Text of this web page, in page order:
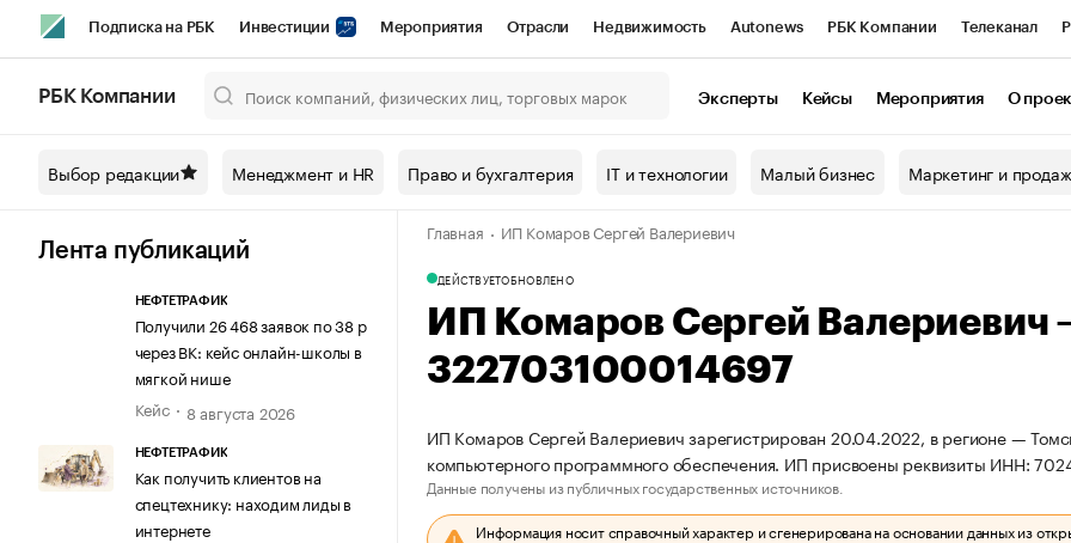
Подписка на РБК Инвестиции Мероприятия Отрасли Недвижимость Autonews РБК Компании Телеканал
Спецпроекты СПб Конференции СПб Спецпроекты Проверка контрагентов
Технологии и медиа Рынок наличной валюты
РБК Компании Эксперты Кейсы Мероприятия О
Выбор редакции Менеджмент и HR Право и бухгалтерия IT и технологии Малый бизнес Маркетинг и
Лента публикаций
НЕФТЕТРАФИК
Получили 26 468 заявок по 38 р
через ВК: кейс онлайн-школы в
мягкой нише
Кейс
8 августа 2026
НЕФТЕТРАФИК
Как получить клиентов на
спецтехнику: находим лиды в
интернете
Главная ИП Комаров Сергей Валериевич
ДЕЙСТВУЕТОБНОВЛЕНО
ИП Комаров Сергей
322703100014697
ИП Комаров Сергей Валериевич зарегистрирован 20.04.2022, в регионе —
компьютерного программного обеспечения. ИП присвоены реквизиты ИНН:
Данные получены из публичных государственных источников.
Информация носит справочный характер и сгенерирована на основании данных из